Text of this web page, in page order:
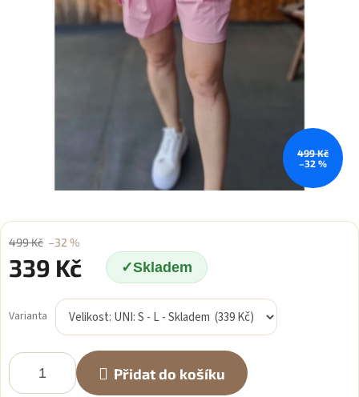
499 Kč
–32 %
499 Kč –32 %
339 Kč Skladem
cena:
Varianta
Přidat do košíku